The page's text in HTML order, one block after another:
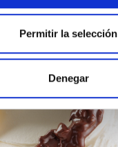
Permitir la selección
Denegar